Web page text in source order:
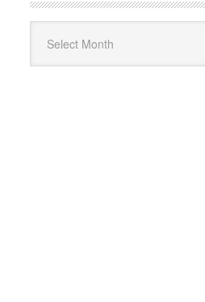
Kloptdatwel.nl